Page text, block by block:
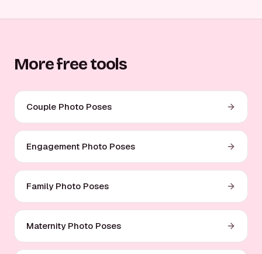
More free tools
Couple Photo Poses
Engagement Photo Poses
Family Photo Poses
Maternity Photo Poses